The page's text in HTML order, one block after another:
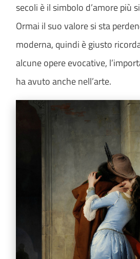
secoli è il simbolo d’amore più
Ormai il suo valore si sta
moderna, quindi è giusto
alcune opere evocative,
ha avuto anche nell’arte.